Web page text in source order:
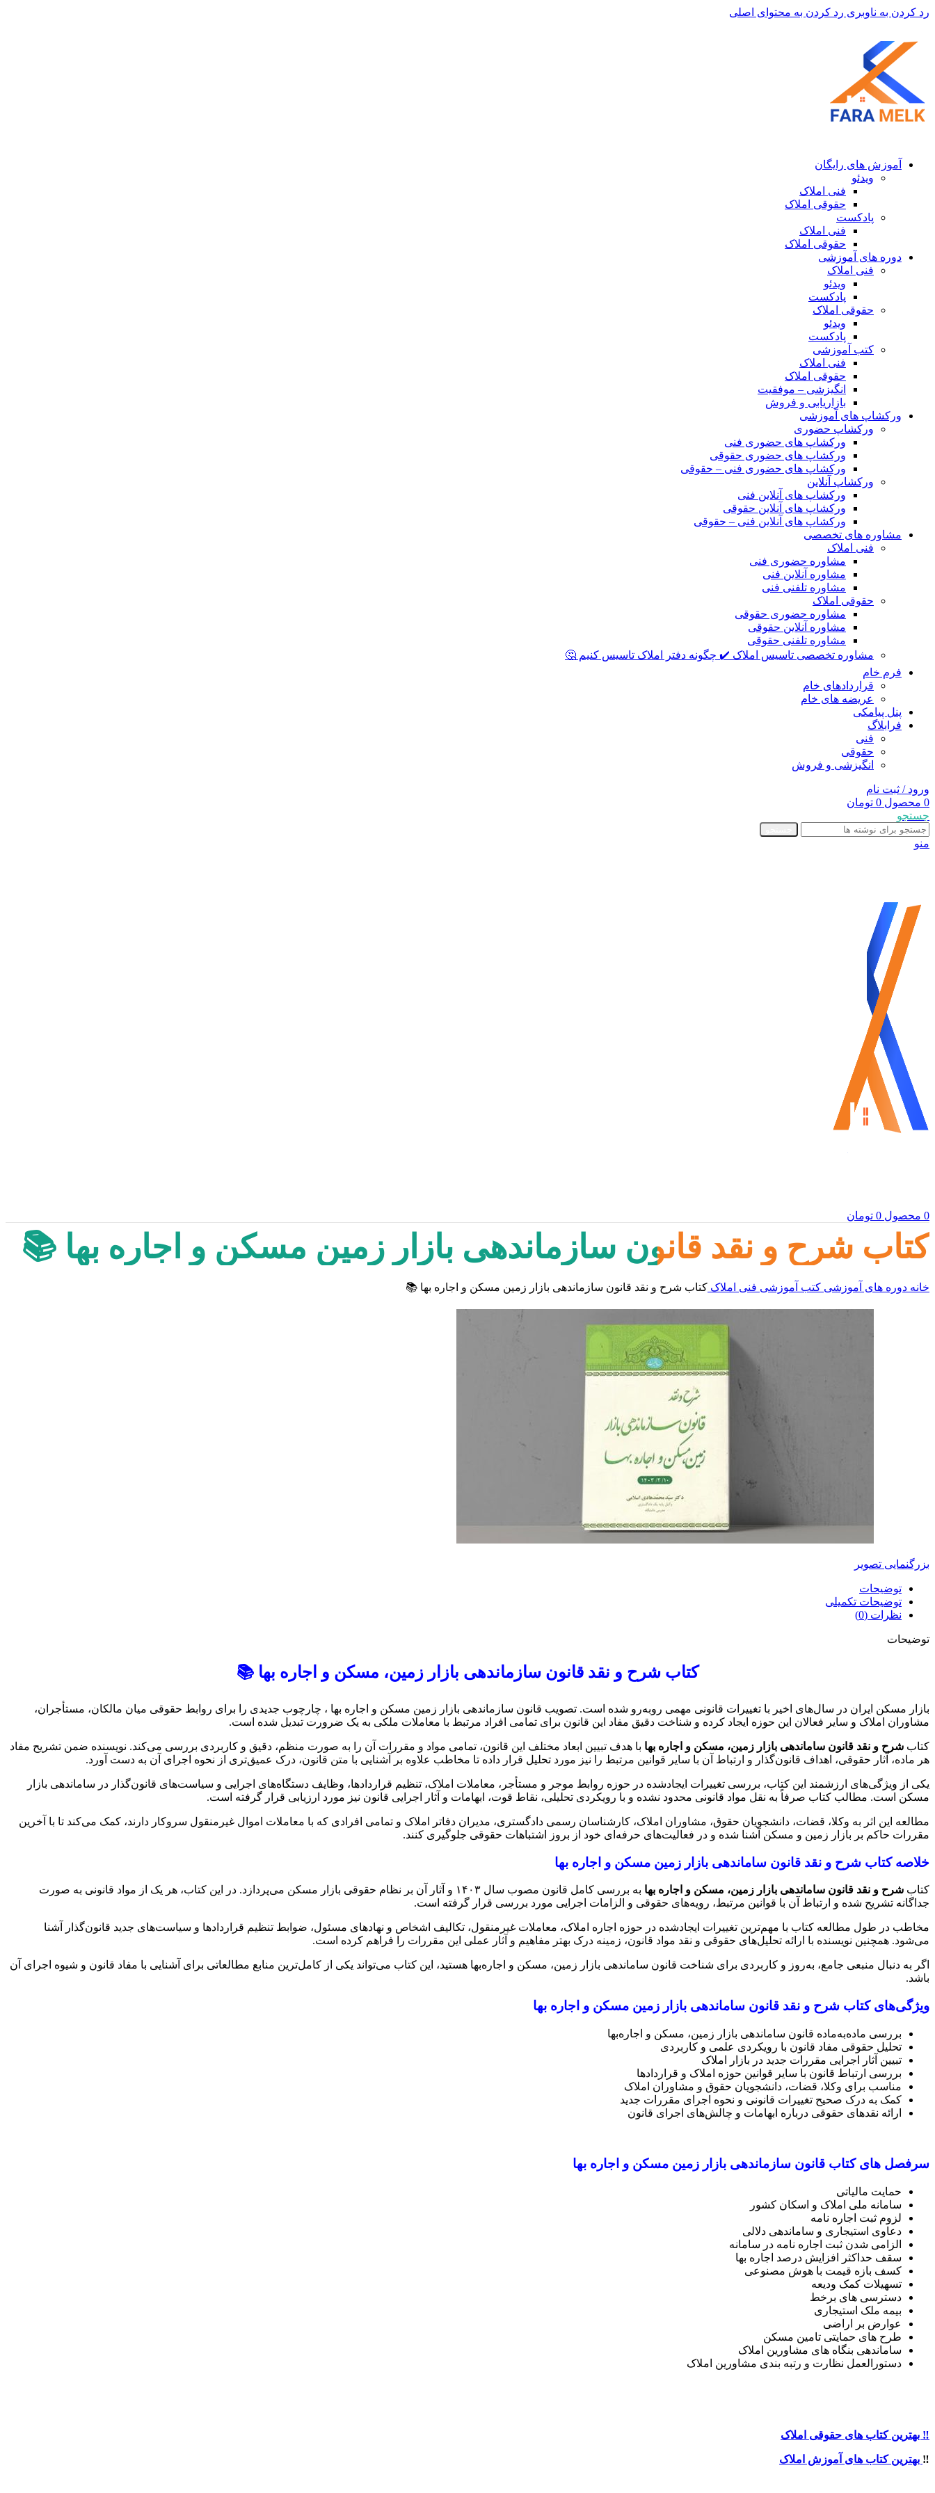
رد کردن به ناوبری رد کردن به محتوای اصلی
آموزش های رایگان
ویدئو
فنی املاک
حقوقی املاک
پادکست
فنی املاک
حقوقی املاک
دوره های آموزشی
فنی املاک
ویدئو
پادکست
حقوقی املاک
ویدئو
پادکست
کتب آموزشی
فنی املاک
حقوقی املاک
انگیزشی – موفقیت
بازاریابی و فروش
ورکشاپ های آموزشی
ورکشاپ حضوری
ورکشاپ های حضوری فنی
ورکشاپ های حضوری حقوقی
ورکشاپ های حضوری فنی – حقوقی
ورکشاپ آنلاین
ورکشاپ های آنلاین فنی
ورکشاپ های آنلاین حقوقی
ورکشاپ های آنلاین فنی – حقوقی
مشاوره های تخصصی
فنی املاک
مشاوره حضوری فنی
مشاوره آنلاین فنی
مشاوره تلفنی فنی
حقوقی املاک
مشاوره حضوری حقوقی
مشاوره آنلاین حقوقی
مشاوره تلفنی حقوقی
مشاوره تخصصی تاسیس املاک ✔️ چگونه دفتر املاک تاسیس کنیم 🤔
فرم خام
قراردادهای خام
عریضه های خام
پنل پیامکی
فرابلاگ
فنی
حقوقی
انگیزشی و فروش
ورود / ثبت نام
0 محصول 0 تومان
جستجو
منو
0 محصول 0 تومان
کتاب شرح و نقد قانون سازماندهی بازار زمین مسکن و اجاره بها 📚
خانه دوره های آموزشی کتب آموزشی فنی املاک کتاب شرح و نقد قانون سازماندهی بازار زمین مسکن و اجاره بها 📚
بزرگنمایی تصویر
توضیحات
توضیحات تکمیلی
نظرات (0)
توضیحات
کتاب شرح و نقد قانون سازماندهی بازار زمین، مسکن و اجاره بها 📚
بازار مسکن ایران در سال‌های اخیر با تغییرات قانونی مهمی روبه‌رو شده است. تصویب قانون سازماندهی بازار زمین مسکن و اجاره بها ، چارچوب جدیدی را برای روابط حقوقی میان مالکان، مستأجران،
مشاوران املاک و سایر فعالان این حوزه ایجاد کرده و شناخت دقیق مفاد این قانون برای تمامی افراد مرتبط با معاملات ملکی به یک ضرورت تبدیل شده است.
کتاب شرح و نقد قانون ساماندهی بازار زمین، مسکن و اجاره بها با هدف تبیین ابعاد مختلف این قانون، تمامی مواد و مقررات آن را به صورت منظم، دقیق و کاربردی بررسی می‌کند. نویسنده ضمن تشریح مفاد
هر ماده، آثار حقوقی، اهداف قانون‌گذار و ارتباط آن با سایر قوانین مرتبط را نیز مورد تحلیل قرار داده تا مخاطب علاوه بر آشنایی با متن قانون، درک عمیق‌تری از نحوه اجرای آن به دست آورد.
یکی از ویژگی‌های ارزشمند این کتاب، بررسی تغییرات ایجادشده در حوزه روابط موجر و مستأجر، معاملات املاک، تنظیم قراردادها، وظایف دستگاه‌های اجرایی و سیاست‌های قانون‌گذار در ساماندهی بازار
مسکن است. مطالب کتاب صرفاً به نقل مواد قانونی محدود نشده و با رویکردی تحلیلی، نقاط قوت، ابهامات و آثار اجرایی قانون نیز مورد ارزیابی قرار گرفته است.
مطالعه این اثر به وکلا، قضات، دانشجویان حقوق، مشاوران املاک، کارشناسان رسمی دادگستری، مدیران دفاتر املاک و تمامی افرادی که با معاملات اموال غیرمنقول سروکار دارند، کمک می‌کند تا با آخرین
مقررات حاکم بر بازار زمین و مسکن آشنا شده و در فعالیت‌های حرفه‌ای خود از بروز اشتباهات حقوقی جلوگیری کنند.
خلاصه کتاب شرح و نقد قانون ساماندهی بازار زمین مسکن و اجاره بها
کتاب شرح و نقد قانون ساماندهی بازار زمین، مسکن و اجاره بها
به بررسی کامل قانون مصوب سال ۱۴۰۳ و آثار آن بر نظام حقوقی بازار مسکن می‌پردازد. در این کتاب، هر یک از مواد قانونی به صورت
جداگانه تشریح شده و ارتباط آن با قوانین مرتبط، رویه‌های حقوقی و الزامات اجرایی مورد بررسی قرار گرفته است.
مخاطب در طول مطالعه کتاب با مهم‌ترین تغییرات ایجادشده در حوزه اجاره املاک، معاملات غیرمنقول، تکالیف اشخاص و نهادهای مسئول، ضوابط تنظیم قراردادها و سیاست‌های جدید قانون‌گذار آشنا
می‌شود. همچنین نویسنده با ارائه تحلیل‌های حقوقی و نقد مواد قانون، زمینه درک بهتر مفاهیم و آثار عملی این مقررات را فراهم کرده است.
اگر به دنبال منبعی جامع، به‌روز و کاربردی برای شناخت قانون ساماندهی بازار زمین، مسکن و اجاره‌بها هستید، این کتاب می‌تواند یکی از کامل‌ترین منابع مطالعاتی برای آشنایی با مفاد قانون و شیوه اجرای آن
باشد.
ویژگی‌های کتاب شرح و نقد قانون ساماندهی بازار زمین مسکن و اجاره بها
بررسی ماده‌به‌ماده قانون ساماندهی بازار زمین، مسکن و اجاره‌بها
تحلیل حقوقی مفاد قانون با رویکردی علمی و کاربردی
تبیین آثار اجرایی مقررات جدید در بازار املاک
بررسی ارتباط قانون با سایر قوانین حوزه املاک و قراردادها
مناسب برای وکلا، قضات، دانشجویان حقوق و مشاوران املاک
کمک به درک صحیح تغییرات قانونی و نحوه اجرای مقررات جدید
ارائه نقدهای حقوقی درباره ابهامات و چالش‌های اجرای قانون
سرفصل های کتاب قانون سازماندهی بازار زمین مسکن و اجاره بها
حمایت مالیاتی
سامانه ملی املاک و اسکان کشور
لزوم ثبت اجاره نامه
دعاوی استیجاری و ساماندهی دلالی
الزامی شدن ثبت اجاره نامه در سامانه
سقف حداکثر افزایش درصد اجاره بها
کسف بازه قیمت با هوش مصنوعی
تسهیلات کمک ودیعه
دسترسی های برخط
بیمه ملک استیجاری
عوارض بر اراضی
طرح های حمایتی تامین مسکن
ساماندهی بنگاه های مشاورین املاک
دستورالعمل نظارت و رتبه بندی مشاورین املاک
‼️ بهترین کتاب های حقوقی املاک
‼️ بهترین کتاب های آموزش املاک